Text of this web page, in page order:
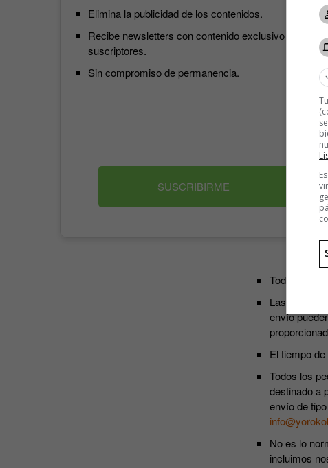
Elimina la publicidad de los contenidos.
Recibe newsletters con contenido exclusivo para
suscriptores.
Sin compromiso de permanencia.
SUSCRIBIRME
Todos los
Las
envío
El tiempo
Todos los
destinado a
envío de
No es lo
incluimos